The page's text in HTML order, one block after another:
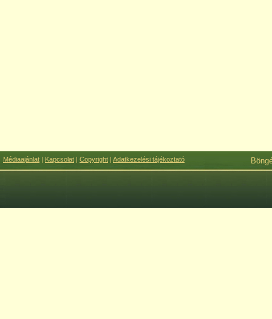
Médiaajánlat | Kapcsolat | Copyright | Adatkezelési tájékoztató